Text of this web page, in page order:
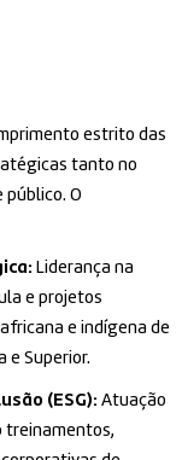
estrito das
tanto no
O
Liderança na
e projetos
e indígena de
e Superior.
(ESG): Atuação
treinamentos,